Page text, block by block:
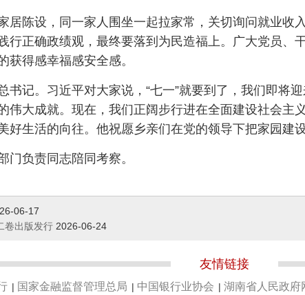
居陈设，同一家人围坐一起拉家常，关切询问就业收
行正确政绩观，最终要落到为民造福上。广大党员、
获得感幸福感安全感。
书记。习近平对大家说，“七一”就要到了，我们即将
伟大成就。现在，我们正阔步行进在全面建设社会主
好生活的向往。他祝愿乡亲们在党的领导下把家园建
门负责同志陪同考察。
06-17
卷出版发行 2026-06-24
友情链接
| 国家金融监督管理总局 | 中国银行业协会 | 湖南省人民政府